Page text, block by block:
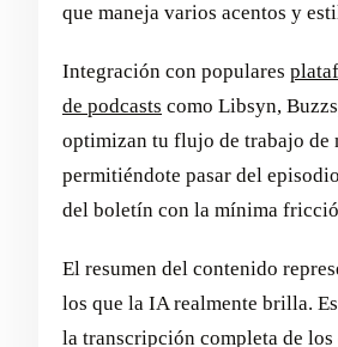
que maneja varios acentos y
Integración con populares
de podcasts como Libsyn,
optimizan tu flujo de trabajo de
permitiéndote pasar del
del boletín con la mínima
El resumen del contenido
los que la IA realmente brilla.
la transcripción completa de